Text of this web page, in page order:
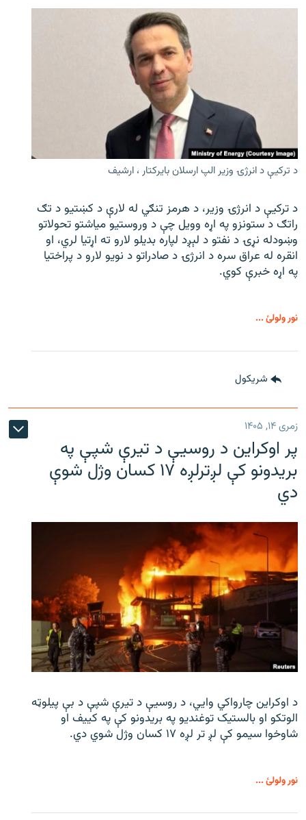
د ترکیې د انرژۍ وزیر الپ ارسلان بایرکتار ، ارشیف
د ترکیې د انرژۍ وزیر، د هرمز تنګي له لارې د کښتیو د تګ
راتګ د ستونزو په اړه وویل چې د وروستیو میاشتو تحولاتو
وښودله نړۍ د نفتو د لېږد لپاره بدیلو لارو ته اړتیا لري، او
انقره له عراق سره د انرژۍ د صادراتو د نویو لارو د پراختیا
په اړه خبرې کوي.
نور ولولئ ...
شريکول
زمری ۱۴, ۱۴۰۵
پر اوکراین د روسیې د تیرې شپې په
بریدونو کې لږترلږه ۱۷ کسان وژل شوې
دي
د اوکراین چارواکي وایي، د روسیې د تیرې شپې د بې‌ پیلوټه
الوتکو او بالستیک توغندیو په بریدونو کې په کییف او
شاوخوا سیمو کې لږ تر لږه ۱۷ کسان وژل شوي دي.
نور ولولئ ...